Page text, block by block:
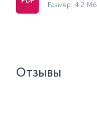
Размер: 4.2 Мб
Отзывы